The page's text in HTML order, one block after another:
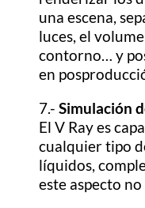
una escena,
luces, el
contorno… y
en
7.-Simulación
El V Ray es
cualquier tipo
líquidos,
este aspecto